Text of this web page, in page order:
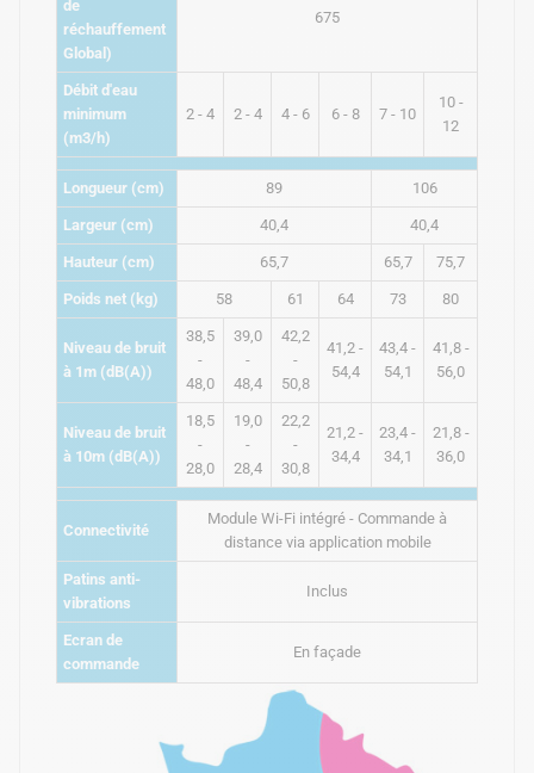
de
réchauffement
Global)
675
Débit d'eau
minimum
(m3/h)
2 - 4 2 - 4 4 - 6 6 - 8 7 - 10
10 -
12
Longueur (cm) 89 106
Largeur (cm) 40,4 40,4
Hauteur (cm) 65,7 65,7 75,7
Poids net (kg) 58 61 64 73 80
Niveau de bruit
à 1m (dB(A))
38,5
-
48,0
39,0
-
48,4
42,2
-
50,8
41,2 -
54,4
43,4 -
54,1
41,8 -
56,0
Niveau de bruit
à 10m (dB(A))
18,5
-
28,0
19,0
-
28,4
22,2
-
30,8
21,2 -
34,4
23,4 -
34,1
21,8 -
36,0
Connectivité
Module Wi-Fi intégré - Commande à
distance via application mobile
Patins anti-
vibrations
Inclus
Ecran de
commande
En façade